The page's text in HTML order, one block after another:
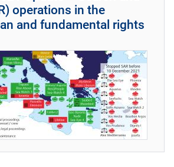
operations in the
and fundamental rights